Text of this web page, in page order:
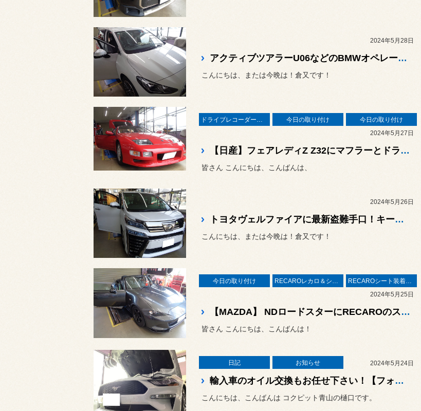
2024年5月28日
アクティブツアラーU06などのBMWオペレーションシステム iD8、iD8.5、iD9取付中！！5月29日は定休日です！！！
こんにちは、または今晩は！倉又です！
ドライブレコーダー・レーダー 今日の取り付け
今日の取り付け
2024年5月27日
【日産】フェアレディZ Z32にマフラーとドライブレコーダーを取り付けました！ ☆☆イベント開催☆☆ 5/18から初夏の『コクピットカスタマイズフェア』開催中 〜レカロフェア・足回りフェア・ホイールフェア〜
皆さん こんにちは、こんばんは、
2024年5月26日
トヨタヴェルファイアに最新盗難手口！キーエミュレーターまたリレーアタックやCANインベーダーから愛車を守るデジタルセキュリティーAUTHOR ALARM取付！
こんにちは、または今晩は！倉又です！
今日の取り付け RECAROレカロ＆シート関連
RECAROシート装着事例
2024年5月25日
【MAZDA】 NDロードスターにRECAROのスポーツシート『RSｰG』を取り付けました！☆☆イベント開催☆☆ 5/18から初夏の『コクピットカスタマイズフェア』開催中 〜レカロフェア・足回りフェア・ホイールフェア〜
皆さん こんにちは、こんばんは！
日記 お知らせ 2024年5月24日
輸入車のオイル交換もお任せ下さい！【フォード】 マスタングのオイル交換しました！☆☆イベント開催☆☆ 5/18から初夏の『コクピットカスタマイズフェア』開催中 〜レカロフェア・足回りフェア・ホイールフェア〜
こんにちは、こんばんは コクピット青山の樋口です。